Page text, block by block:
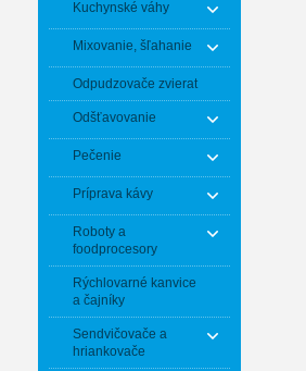
Kuchynské váhy
Mixovanie, šľahanie
Odpudzovače zvierat
Odšťavovanie
Pečenie
Príprava kávy
Roboty a
foodprocesory
Rýchlovarné kanvice
a čajníky
Sendvičovače a
hriankovače